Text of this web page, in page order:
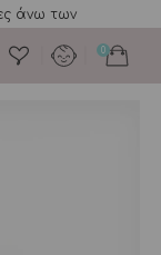
άνω των
0